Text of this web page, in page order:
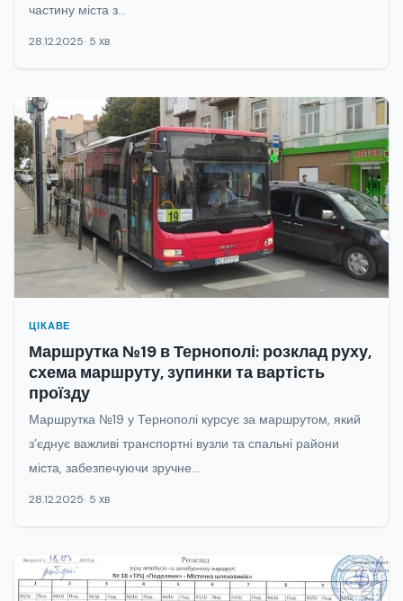
частину міста з...
28.12.2025 5 хв
ЦІКАВЕ
Маршрутка №19 в Тернополі: розклад руху,
схема маршруту, зупинки та вартість
проїзду
Маршрутка №19 у Тернополі курсує за маршрутом, який
з’єднує важливі транспортні вузли та спальні райони
міста, забезпечуючи зручне...
28.12.2025 5 хв